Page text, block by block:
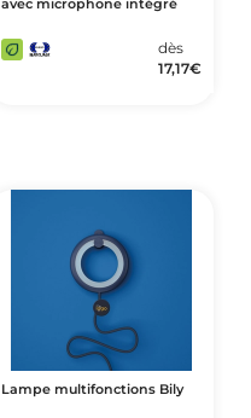
avec microphone intégré
dès
17,17€
Lampe multifonctions Bily